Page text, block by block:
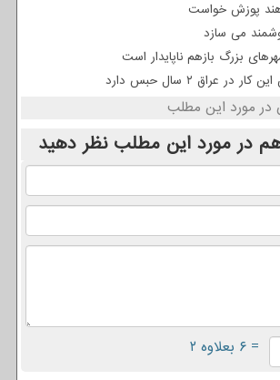
پوزش خواست
می سازد
بزرگ بازهم ناپایدار است
در عراق ۲ سال حبس دارد
در مورد این مطلب
در مورد این مطلب نظر دهید
= ۶ بعلاوه ۲